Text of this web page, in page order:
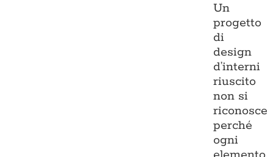
Un
progetto
di
design
d’interni
riuscito
non si
riconosce
perché
ogni